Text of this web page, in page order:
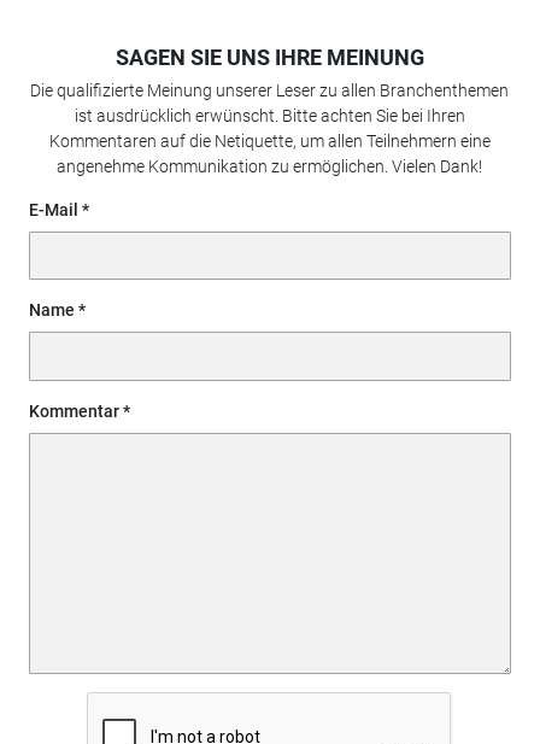
SAGEN SIE UNS IHRE MEINUNG
Die qualifizierte Meinung unserer Leser zu allen Branchenthemen
ist ausdrücklich erwünscht. Bitte achten Sie bei Ihren
Kommentaren auf die Netiquette, um allen Teilnehmern eine
angenehme Kommunikation zu ermöglichen. Vielen Dank!
E-Mail
Name
Kommentar